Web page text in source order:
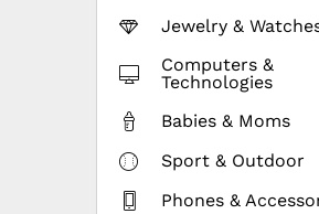
Jewelry &
Computers &
Technologies
Babies & Moms
Sport & Outdoor
Phones &